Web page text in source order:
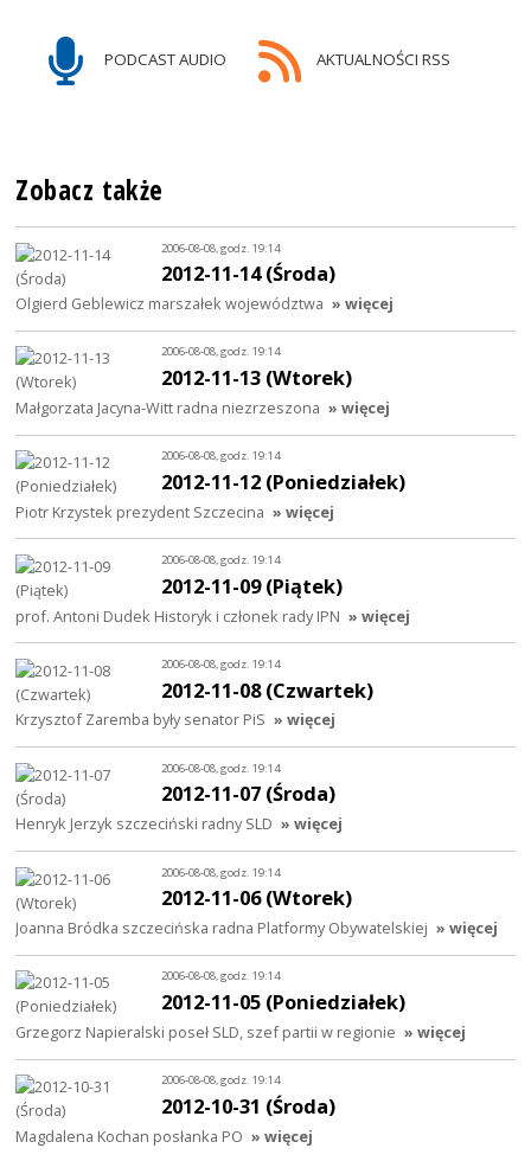
PODCAST AUDIO AKTUALNOŚCI RSS
Zobacz także
2006-08-08, godz. 19:14
2012-11-14 (Środa)
Olgierd Geblewicz marszałek województwa » więcej
2006-08-08, godz. 19:14
2012-11-13 (Wtorek)
Małgorzata Jacyna-Witt radna niezrzeszona » więcej
2006-08-08, godz. 19:14
2012-11-12 (Poniedziałek)
Piotr Krzystek prezydent Szczecina » więcej
2006-08-08, godz. 19:14
2012-11-09 (Piątek)
prof. Antoni Dudek Historyk i członek rady IPN » więcej
2006-08-08, godz. 19:14
2012-11-08 (Czwartek)
Krzysztof Zaremba były senator PiS » więcej
2006-08-08, godz. 19:14
2012-11-07 (Środa)
Henryk Jerzyk szczeciński radny SLD » więcej
2006-08-08, godz. 19:14
2012-11-06 (Wtorek)
Joanna Bródka szczecińska radna Platformy Obywatelskiej » więcej
2006-08-08, godz. 19:14
2012-11-05 (Poniedziałek)
Grzegorz Napieralski poseł SLD, szef partii w regionie » więcej
2006-08-08, godz. 19:14
2012-10-31 (Środa)
Magdalena Kochan posłanka PO » więcej